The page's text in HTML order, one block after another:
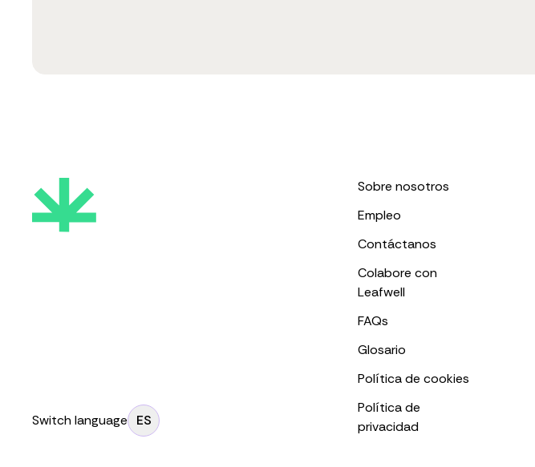
Switch language ES
Sobre nosotros
Empleo
Contáctanos
Colabore con
Leafwell
FAQs
Glosario
Política de cookies
Política de
privacidad